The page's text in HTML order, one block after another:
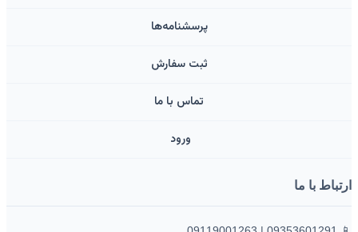
پرسشنامه‌ها
ثبت سفارش
تماس با ما
ورود ‌
ارتباط با ما